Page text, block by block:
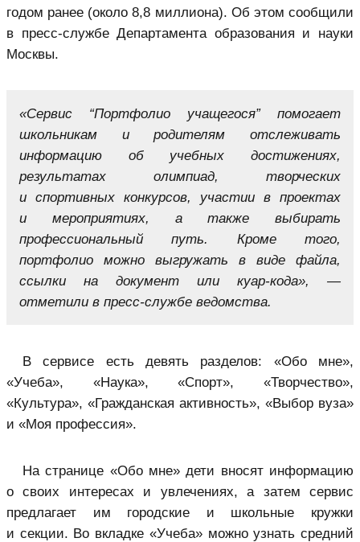
годом ранее (около 8,8 миллиона). Об этом сообщили
в пресс-службе Департамента образования и науки
Москвы.
«Сервис “Портфолио учащегося” помогает
школьникам и родителям отслеживать
информацию об учебных достижениях,
результатах олимпиад, творческих
и спортивных конкурсов, участии в проектах
и мероприятиях, а также выбирать
профессиональный путь. Кроме того,
портфолио можно выгружать в виде файла,
ссылки на документ или куар-кода», —
отметили в пресс-службе ведомства.
В сервисе есть девять разделов: «Обо мне»,
«Учеба», «Наука», «Спорт», «Творчество»,
«Культура», «Гражданская активность», «Выбор вуза»
и «Моя профессия».
На странице «Обо мне» дети вносят информацию
о своих интересах и увлечениях, а затем сервис
предлагает им городские и школьные кружки
и секции. Во вкладке «Учеба» можно узнать средний